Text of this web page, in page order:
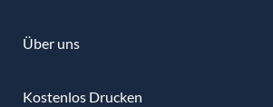
Über uns
Kostenlos Drucken